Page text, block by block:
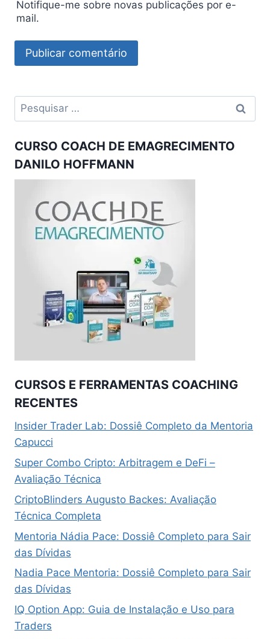
Notifique-me sobre novas publicações por e-
mail.
Pesquisar
por:
CURSO COACH DE EMAGRECIMENTO
DANILO HOFFMANN
CURSOS E FERRAMENTAS COACHING
RECENTES
Insider Trader Lab: Dossiê Completo da Mentoria
Capucci
Super Combo Cripto: Arbitragem e DeFi –
Avaliação Técnica
CriptoBlinders Augusto Backes: Avaliação
Técnica Completa
Mentoria Nádia Pace: Dossiê Completo para Sair
das Dívidas
Nadia Pace Mentoria: Dossiê Completo para Sair
das Dívidas
IQ Option App: Guia de Instalação e Uso para
Traders